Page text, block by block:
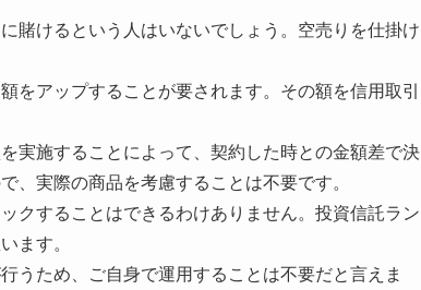
賭けるという人はいないでしょう。空売りを仕掛け
をアップすることが要されます。その額を信用取引
実施することによって、契約した時との金額差で決
、実際の商品を考慮することは不要です。
クすることはできるわけありません。投資信託ラン
ます。
うため、ご自身で運用することは不要だと言えま